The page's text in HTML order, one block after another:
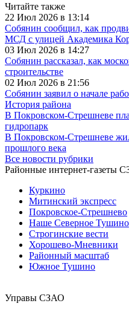
Читайте также
22 Июл 2026 в 13:14
Собянин сообщил, как
МСД с улицей Академика
03 Июл 2026 в 14:27
Собянин рассказал, как
строительстве
02 Июл 2026 в 21:56
Собянин заявил о начале
История района
В Покровском-Стрешневе
гидропарк
В Покровском-Стрешневе
прошлого века
Все новости рубрики
Районные интернет-газеты
Куркино
Митинский экспресс
Покровское-Стрешнево
Наше Северное Тушино
Строгинские вести
Хорошево-Мневники
Районный масштаб
Южное Тушино
Управы СЗАО